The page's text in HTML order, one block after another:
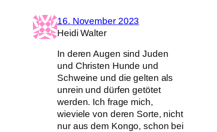
16. November 2023
Heidi Walter
In deren Augen sind Juden
und Christen Hunde und
Schweine und die gelten als
unrein und dürfen getötet
werden. Ich frage mich,
wieviele von deren Sorte, nicht
nur aus dem Kongo, schon bei